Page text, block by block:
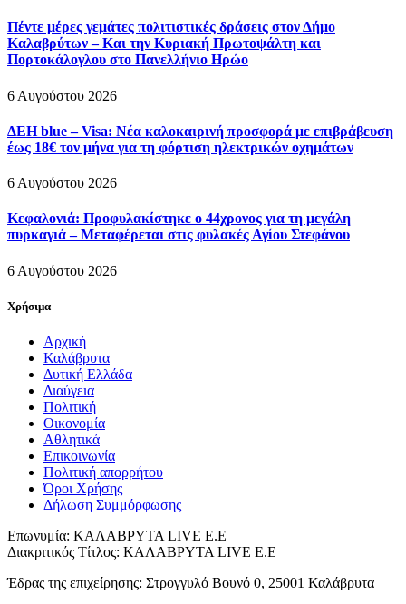
Πέντε μέρες γεμάτες πολιτιστικές δράσεις στον Δήμο
Καλαβρύτων – Και την Κυριακή Πρωτοψάλτη και
Πορτοκάλογλου στο Πανελλήνιο Ηρώο
6 Αυγούστου 2026
ΔΕΗ blue – Visa: Νέα καλοκαιρινή προσφορά με επιβράβευση
έως 18€ τον μήνα για τη φόρτιση ηλεκτρικών οχημάτων
6 Αυγούστου 2026
Κεφαλονιά: Προφυλακίστηκε ο 44χρονος για τη μεγάλη
πυρκαγιά – Μεταφέρεται στις φυλακές Αγίου Στεφάνου
6 Αυγούστου 2026
Χρήσιμα
Αρχική
Καλάβρυτα
Δυτική Ελλάδα
Διαύγεια
Πολιτική
Οικονομία
Αθλητικά
Επικοινωνία
Πολιτική απορρήτου
Όροι Χρήσης
Δήλωση Συμμόρφωσης
Επωνυμία: ΚΑΛΑΒΡΥΤΑ LIVE Ε.Ε
Διακριτικός Τίτλος: ΚΑΛΑΒΡΥΤΑ LIVE E.E
Έδρας της επιχείρησης: Στρογγυλό Βουνό 0, 25001 Καλάβρυτα